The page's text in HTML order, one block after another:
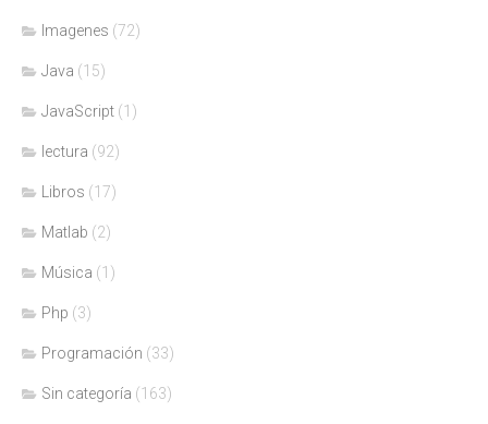
Imagenes (72)
Java (15)
JavaScript (1)
lectura (92)
Libros (17)
Matlab (2)
Música (1)
Php (3)
Programación (33)
Sin categoría (163)